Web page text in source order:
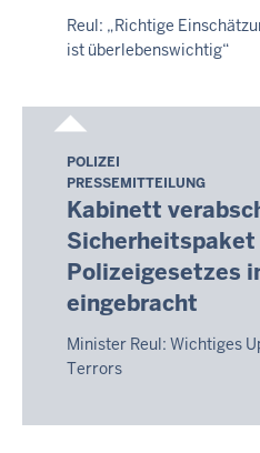
Reul: „Richtige
ist überlebenswichtig“
Sonntag,
9.
August
2026
-
14:15
POLIZEI
PRESSEMITTEILUNG
Kabinett
Sicherheitspaket
Polizeigesetzes
eingebracht
Minister Reul: Wichtiges
Terrors